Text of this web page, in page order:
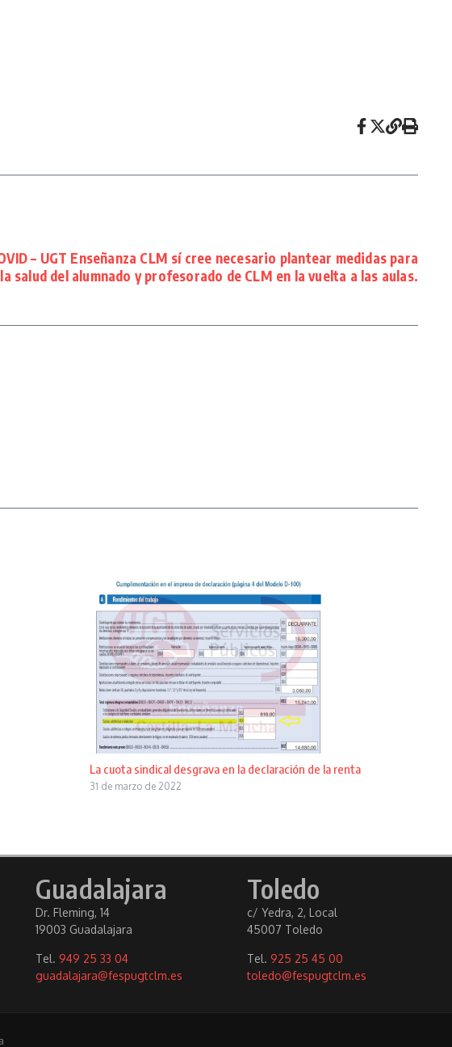
– UGT Enseñanza CLM sí cree necesario plantear medidas para
salud del alumnado y profesorado de CLM en la vuelta a las aulas.
La cuota sindical desgrava en la declaración de la renta
31 de marzo de 2022
Guadalajara
Dr. Fleming, 14
19003 Guadalajara
Tel. 949 25 33 04
guadalajara@fespugtclm.es
Toledo
c/ Yedra, 2, Local
45007 Toledo
Tel. 925 25 45 00
toledo@fespugtclm.es